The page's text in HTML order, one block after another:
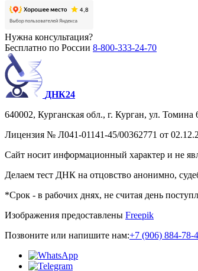
Нужна консультация?
Бесплатно по России 8-800-333-24-70
ДНК24
640002, Курганская обл., г. Курган, ул.
Лицензия № Л041-01141-45/00362771 от
Сайт носит информационный характер и не
Делаем тест ДНК на отцовство анонимно,
*Срок - в рабочих днях, не считая день
Изображения предоставлены Freepik
Позвоните или напишите нам:+7 (906) 884-78-